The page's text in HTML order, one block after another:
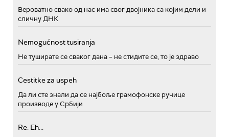
Вероватно свако од нас има свог двојника са којим дели и
сличну ДНК
Nemogućnost tusiranja
Не туширате се сваког дана – не стидите се, то је здраво
Cestitke za uspeh
Да ли сте знали да се најбоље грамофонске ручице
производе у Србији
Re: Eh...